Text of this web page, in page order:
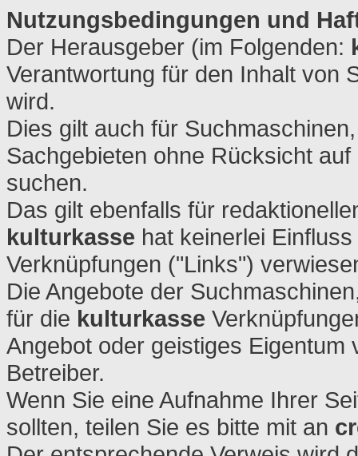
Nutzungsbedingungen und
Der Herausgeber (im Folgenden:
Verantwortung für den Inhalt von
wird.
Dies gilt auch für
Sachgebieten ohne Rücksicht
suchen.
Das gilt ebenfalls für
kulturkasse hat keinerlei
Verknüpfungen ("Links")
Die Angebote der
für die kulturkasse
Angebot oder geistiges Eigentum
Betreiber.
Wenn Sie eine Aufnahme Ihrer
sollten, teilen Sie es bitte mit an